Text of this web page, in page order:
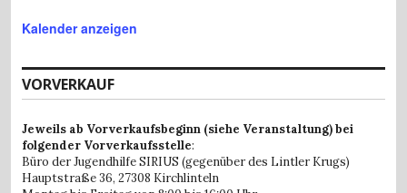
Kalender anzeigen
VORVERKAUF
Jeweils ab Vorverkaufsbeginn (siehe Veranstaltung) bei
folgender Vorverkaufsstelle:
Büro der Jugendhilfe SIRIUS (gegenüber des Lintler Krugs)
Hauptstraße 36, 27308 Kirchlinteln